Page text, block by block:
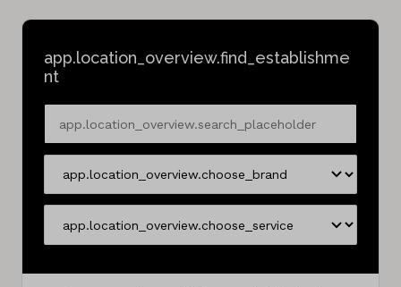
app.location_overview.find_establishme
nt